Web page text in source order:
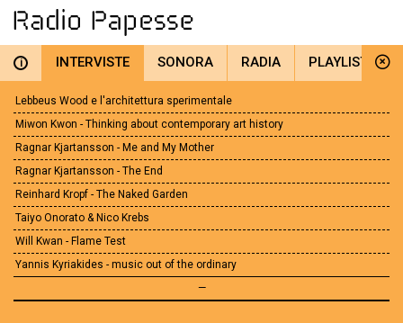
i INTERVISTE SONORA RADIA PLAYLIST
Lebbeus Wood e l'architettura sperimentale
Miwon Kwon - Thinking about contemporary art history
Ragnar Kjartansson - Me and My Mother
Ragnar Kjartansson - The End
Reinhard Kropf - The Naked Garden
Taiyo Onorato & Nico Krebs
Will Kwan - Flame Test
Yannis Kyriakides - music out of the ordinary
—